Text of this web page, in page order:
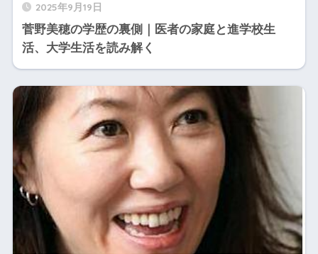
2025年9月19日
菅野美穂の学歴の裏側｜医者の家庭と進学校生
活、大学生活を読み解く